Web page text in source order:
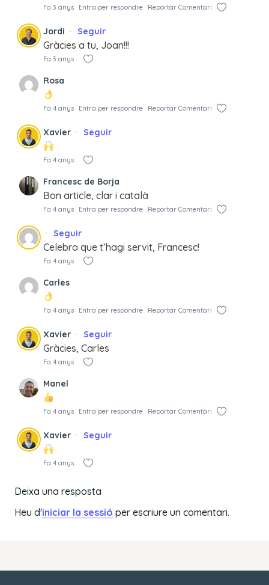
Fa 3 anys Entra per respondre Reportar Comentari
Jordi Seguir
Gràcies a tu, Joan!!!
Fa 3 anys
Rosa
Fa 4 anys Entra per respondre Reportar Comentari
Xavier Seguir
Fa 4 anys
Francesc de Borja
Bon article, clar i català
Fa 4 anys Entra per respondre Reportar Comentari
Seguir
Celebro que t’hagi servit, Francesc!
Fa 4 anys
Carles
Fa 4 anys Entra per respondre Reportar Comentari
Xavier Seguir
Gràcies, Carles
Fa 4 anys
Manel
Fa 4 anys Entra per respondre Reportar Comentari
Xavier Seguir
Fa 4 anys
Deixa una resposta
Heu d'iniciar la sessió per escriure un comentari.